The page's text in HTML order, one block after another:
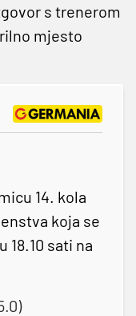
s trenerom
mjesto
14. kola
koja se
18.10 sati na